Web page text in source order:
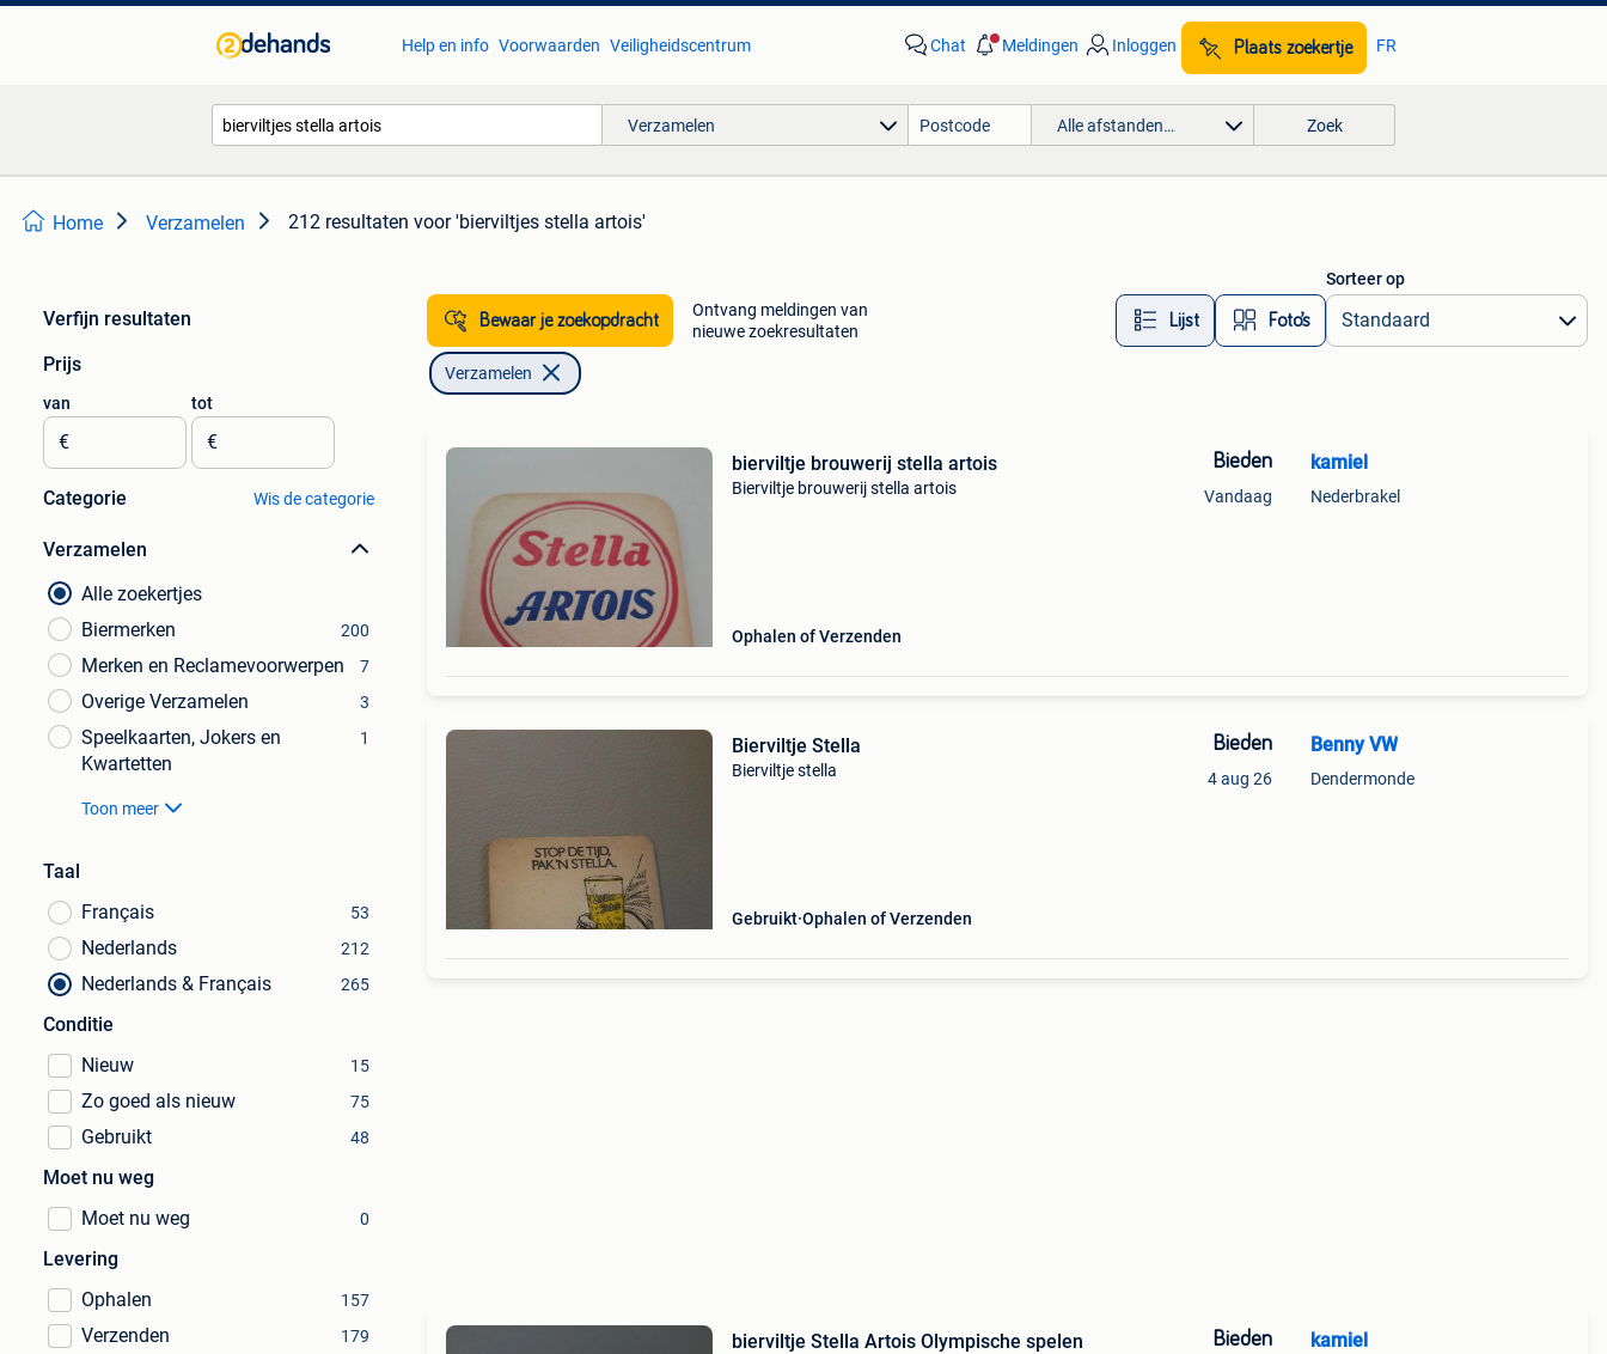
Help en info Voorwaarden Veiligheidscentrum Chat Meldingen Inloggen Plaats zoekertje FR
Verzamelen Alle afstanden… Zoek
Home Verzamelen 212 resultaten voor 'bierviltjes stella artois'
Verfijn resultaten
Prijs
van
€
tot
€
Categorie Wis de categorie
Verzamelen
Alle zoekertjes
Biermerken
200
Merken en Reclamevoorwerpen 7
Overige Verzamelen 3
Speelkaarten, Jokers en
Kwartetten
1
Toon meer
Taal
Français
53
Nederlands 212
Nederlands & Français 265
Conditie
Nieuw
15
Zo goed als nieuw 75
Gebruikt 48
Moet nu weg
Moet nu weg
0
Levering
Ophalen
157
Verzenden 179
Bewaar je zoekopdracht
Ontvang meldingen van
nieuwe zoekresultaten
Lijst Foto’s
Sorteer op
Verzamelen
bierviltje brouwerij stella artois
Bierviltje brouwerij stella artois
Ophalen of Verzenden
Bieden
Vandaag
kamiel
Nederbrakel
Bierviltje Stella
Bierviltje stella
Gebruikt Ophalen of Verzenden
Bieden
4 aug 26
Benny VW
Dendermonde
bierviltje Stella Artois Olympische spelen
Bieden kamiel